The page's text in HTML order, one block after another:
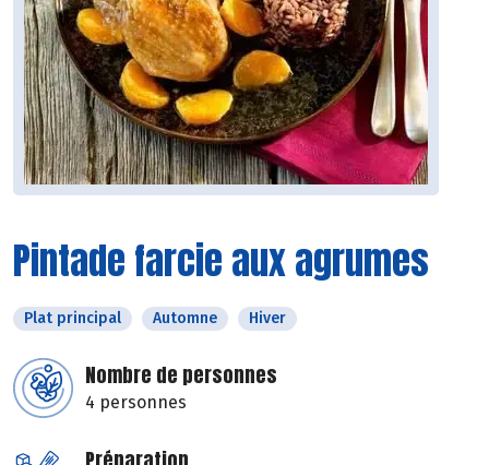
Pintade farcie aux agrumes
Plat principal Automne Hiver
Nombre de personnes
4 personnes